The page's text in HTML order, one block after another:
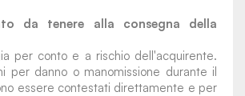
da tenere alla consegna della
per conto e a rischio dell'acquirente.
per danno o manomissione durante il
essere contestati direttamente e per